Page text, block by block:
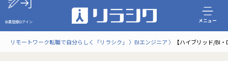
会員登録ログイン メニュー
リモートワーク転職で自分らしく「リラシク」 BIエンジニア 【ハイブリッド/BI